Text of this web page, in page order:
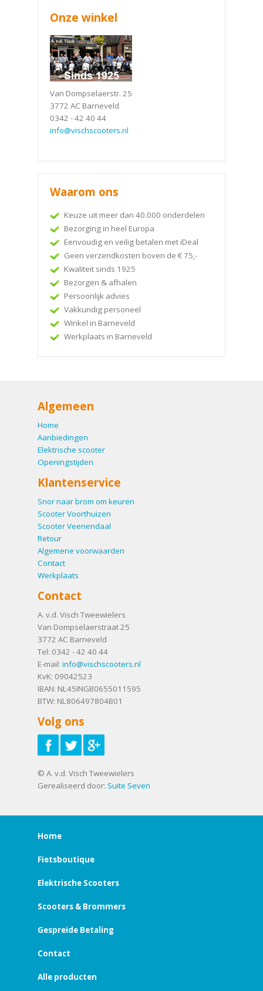
Onze winkel
Van Dompselaerstr. 25
3772 AC Barneveld
0342 - 42 40 44
info@vischscooters.nl
Waarom ons
Keuze uit meer dan 40.000 onderdelen
Bezorging in heel Europa
Eenvoudig en veilig betalen met iDeal
Geen verzendkosten boven de € 75,-
Kwaliteit sinds 1925
Bezorgen & afhalen
Persoonlijk advies
Vakkundig personeel
Winkel in Barneveld
Werkplaats in Barneveld
Algemeen
Home
Aanbiedingen
Elektrische scooter
Openingstijden
Klantenservice
Snor naar brom om keuren
Scooter Voorthuizen
Scooter Veenendaal
Retour
Algemene voorwaarden
Contact
Werkplaats
Contact
A. v.d. Visch Tweewielers
Van Dompselaerstraat 25
3772 AC Barneveld
Tel: 0342 - 42 40 44
E-mail: info@vischscooters.nl
KvK: 09042523
IBAN: NL45INGB0655011595
BTW: NL806497804B01
Volg ons
© A. v.d. Visch Tweewielers
Gerealiseerd door: Suite Seven
Home
Fietsboutique
Elektrische Scooters
Scooters & Brommers
Gespreide Betaling
Contact
Alle producten